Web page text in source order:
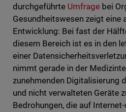
durchgeführte Umfragebei
Gesundheitswesen zeigt eine
Entwicklung: Bei fast der
diesem Bereich ist es in den
einer
nimmt gerade in der
zunehmenden Digitalisierung
und nicht verwalteten Geräte
Bedrohungen, die auf